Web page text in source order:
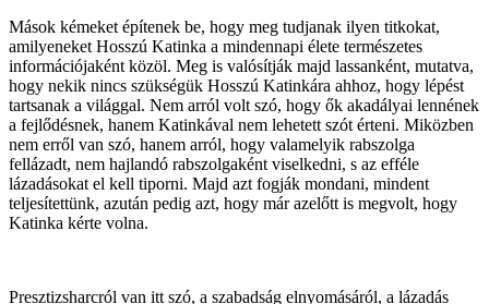
Mások kémeket építenek be, hogy meg tudjanak ilyen titkokat,
amilyeneket Hosszú Katinka a mindennapi élete természetes
információjaként közöl. Meg is valósítják majd lassanként, mutatva,
hogy nekik nincs szükségük Hosszú Katinkára ahhoz, hogy lépést
tartsanak a világgal. Nem arról volt szó, hogy ők akadályai lennének
a fejlődésnek, hanem Katinkával nem lehetett szót érteni. Miközben
nem erről van szó, hanem arról, hogy valamelyik rabszolga
fellázadt, nem hajlandó rabszolgaként viselkedni, s az efféle
lázadásokat el kell tiporni. Majd azt fogják mondani, mindent
teljesítettünk, azután pedig azt, hogy már azelőtt is megvolt, hogy
Katinka kérte volna.
Presztizsharcról van itt szó, a szabadság elnyomásáról, a lázadás